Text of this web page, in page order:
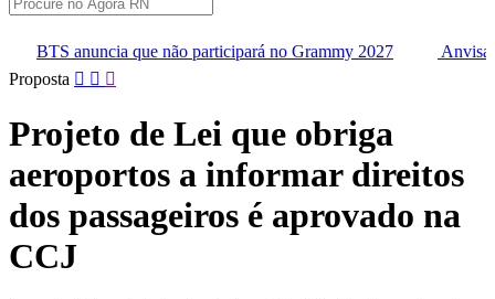
que não participará no Grammy 2027
Anvisa pode aprovar
Pular
para
conteúdo
Proposta
Projeto de Lei que obriga
aeroportos a informar direitos
dos passageiros é aprovado na
CCJ